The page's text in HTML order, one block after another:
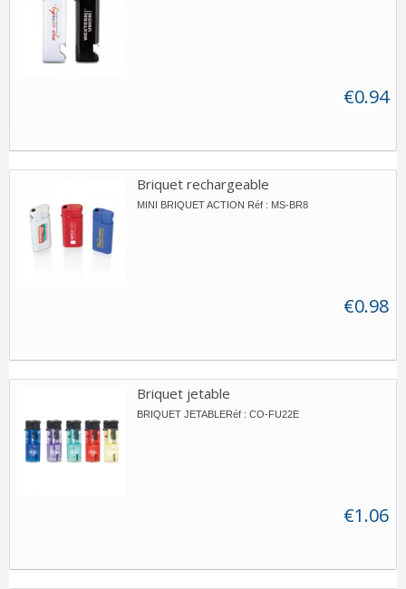
€0.94
Briquet rechargeable
MINI BRIQUET ACTION Réf : MS-BR8
€0.98
Briquet jetable
BRIQUET JETABLERéf : CO-FU22E
€1.06